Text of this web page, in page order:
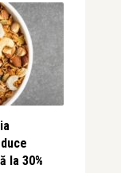
la 30%